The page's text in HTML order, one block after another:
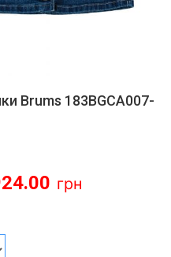
Brums 183BGCA007-